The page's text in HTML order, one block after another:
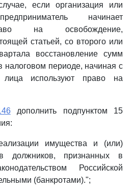
если организация или
начинает
на освобождение,
статьей, со второго или
восстановление сумм
налоговом периоде, начиная с
лица используют право на
дополнить подпунктом 15
имущества и (или)
должников, признанных в
Российской
(банкротами).";